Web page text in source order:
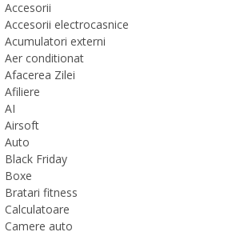
Accesorii
Accesorii electrocasnice
Acumulatori externi
Aer conditionat
Afacerea Zilei
Afiliere
AI
Airsoft
Auto
Black Friday
Boxe
Bratari fitness
Calculatoare
Camere auto